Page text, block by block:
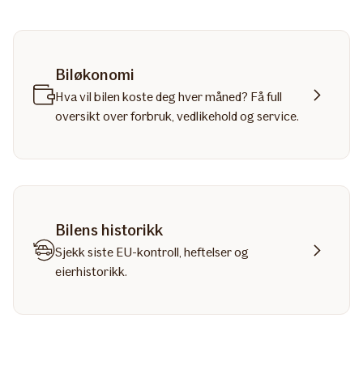
Biløkonomi
Hva vil bilen koste deg hver måned? Få full
oversikt over forbruk, vedlikehold og service.
Bilens historikk
Sjekk siste EU-kontroll, heftelser og
eierhistorikk.